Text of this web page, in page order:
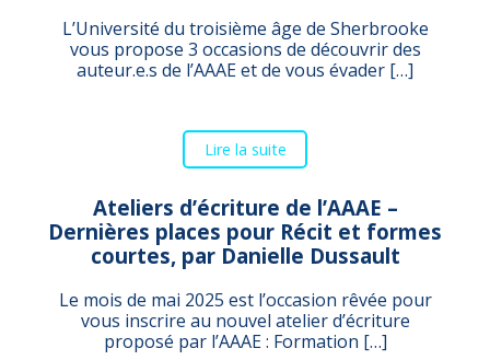
L’Université du troisième âge de Sherbrooke
vous propose 3 occasions de découvrir des
auteur.e.s de l’AAAE et de vous évader […]
Lire la suite
Ateliers d’écriture de l’AAAE –
Dernières places pour Récit et formes
courtes, par Danielle Dussault
Le mois de mai 2025 est l’occasion rêvée pour
vous inscrire au nouvel atelier d’écriture
proposé par l’AAAE : Formation […]